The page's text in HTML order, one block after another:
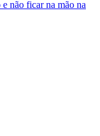
não ficar na mão na